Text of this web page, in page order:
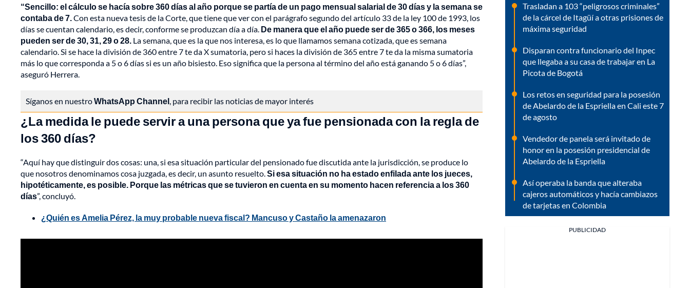
“Sencillo: el cálculo se hacía sobre 360 días al año porque se partía de un pago mensual salarial de 30 días y la semana se
contaba de 7.Con esta nueva tesis de la Corte, que tiene que ver con el parágrafo segundo del artículo 33 de la ley 100 de 1993, los
días se cuentan calendario, es decir, conforme se produzcan día a día. De manera que el año puede ser de 365 o 366, los meses
pueden ser de 30, 31, 29 o 28. La semana, que es la que nos interesa, es lo que llamamos semana cotizada, que es semana
calendario. Si se hace la división de 360 entre 7 te da X sumatoria, pero si haces la división de 365 entre 7 te da la misma sumatoria
más lo que corresponda a 5 o 6 días si es un año bisiesto. Eso significa que la persona al término del año está ganando 5 o 6 días”,
aseguró Herrera.
Síganos en nuestroWhatsApp Channel, para recibir las noticias de mayor interés
¿La medida le puede servir a una persona que ya fue pensionada con la regla de
los 360 días?
“Aquí hay que distinguir dos cosas: una, si esa situación particular del pensionado fue discutida ante la jurisdicción, se produce lo
que nosotros denominamos cosa juzgada, es decir, un asunto resuelto.Si esa situación no ha estado enfilada ante los jueces,
hipotéticamente, es posible. Porque las métricas que se tuvieron en cuenta en su momento hacen referencia a los 360
días”, concluyó.
¿Quién es Amelia Pérez, la muy probable nueva fiscal? Mancuso y Castaño la amenazaron
Trasladan a 103 “peligrosos criminales”
de la cárcel de Itagüí a otras prisiones de
máxima seguridad
Disparan contra funcionario del Inpec
que llegaba a su casa de trabajar en La
Picota de Bogotá
Los retos en seguridad para la posesión
de Abelardo de la Espriella en Cali este 7
de agosto
Vendedor de panela será invitado de
honor en la posesión presidencial de
Abelardo de la Espriella
Así operaba la banda que alteraba
cajeros automáticos y hacía cambiazos
de tarjetas en Colombia
PUBLICIDAD